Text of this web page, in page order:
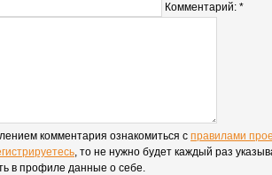
Комментарий: *
комментария ознакомиться с правилами
, то не нужно будет каждый раз
в профиле данные о себе.